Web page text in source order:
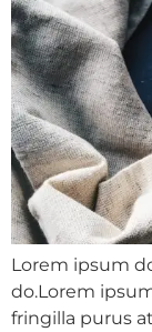
Lorem ipsum
do.Lorem
fringilla purus